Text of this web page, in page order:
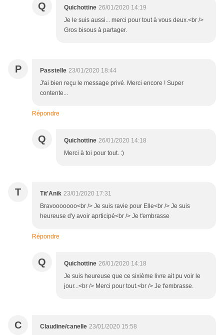
Q Quichottine 26/01/2020 14:19
Je le suis aussi... merci pour tout à vous deux.<br />
Gros bisous à partager.
P Passtelle 23/01/2020 18:44
J'ai bien reçu le message privé. Merci encore ! Super
contente...
Répondre
Q Quichottine 26/01/2020 14:18
Merci à toi pour tout. :)
T Tit'Anik 23/01/2020 17:31
Bravooooooo<br /> Je suis ravie pour Elle<br /> Je suis
heureuse d'y avoir aprticipé<br /> Je t'embrasse
Répondre
Q Quichottine 26/01/2020 14:18
Je suis heureuse que ce sixième livre ait pu voir le
jour...<br /> Merci pour tout.<br /> Je t'embrasse.
C Claudine/canelle 23/01/2020 15:58